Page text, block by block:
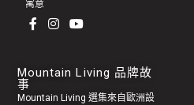
寓意
Mountain Living 品牌故
事
Mountain Living 選集來自歐洲設